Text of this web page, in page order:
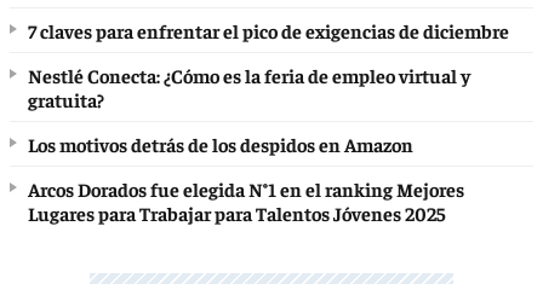
7 claves para enfrentar el pico de exigencias de diciembre
Nestlé Conecta: ¿Cómo es la feria de empleo virtual y
gratuita?
Los motivos detrás de los despidos en Amazon
Arcos Dorados fue elegida N°1 en el ranking Mejores
Lugares para Trabajar para Talentos Jóvenes 2025